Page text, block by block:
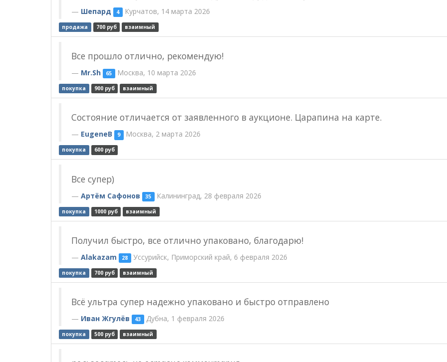
Шепард 4 Курчатов, 14 марта 2026
продажа 700 руб взаимный
Все прошло отлично, рекомендую!
Mr.Sh 65 Москва, 10 марта 2026
покупка 900 руб взаимный
Состояние отличается от заявленного в аукционе. Царапина на карте.
EugeneB 9 Москва, 2 марта 2026
покупка 600 руб
Все супер)
Артём Сафонов 35 Калининград, 28 февраля 2026
покупка 1000 руб взаимный
Получил быстро, все отлично упаковано, благодарю!
Alakazam 28 Уссурийск, Приморский край, 6 февраля 2026
покупка 700 руб взаимный
Всё ультра супер надежно упаковано и быстро отправлено
Иван Жгулёв 43 Дубна, 1 февраля 2026
покупка 500 руб взаимный